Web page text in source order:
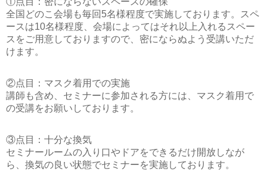
全国どのこ会場も毎回5名様程度で実施しております。スペ
ースは10名様程度、会場によってはそれ以上入れるスペー
スをご用意しておりますので、密にならぬよう受講いただ
けます。
②点目：マスク着用での実施
講師も含め、セミナーに参加される方には、マスク着用で
の受講をお願いしております。
③点目：十分な換気
セミナールームの入り口やドアをできるだけ開放しなが
ら、換気の良い状態でセミナーを実施しております。